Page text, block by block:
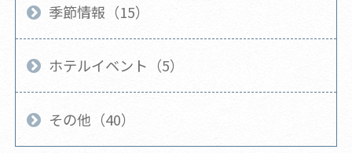
季節情報（15）
ホテルイベント（5）
その他（40）